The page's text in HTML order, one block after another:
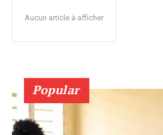
Aucun article à afficher
Popular